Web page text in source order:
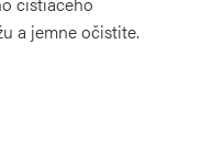
a jemne očistite.